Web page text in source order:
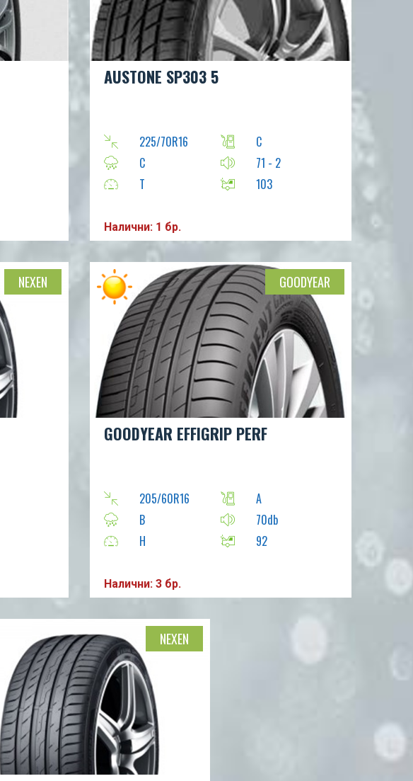
AUSTONE SP303 5
225/70R16
C
C
71 - 2
T
103
Налични: 1 бр.
NEXEN
GOODYEAR EFFIGRIP PERF
205/60R16
A
B
70db
H
92
Налични: 3 бр.
GOODYEAR
NEXEN